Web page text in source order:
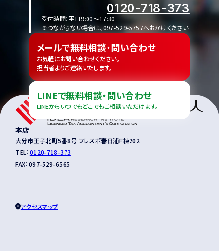
0120-718-373
受付時間：平日9:00〜17:30
※つながらない場合は、097-529-5757へおかけください
メールで無料相談・問い合わせ
お気軽にお問い合わせください。
担当者よりご連絡いたします。
LINEで無料相談・問い合わせ
LINEからいつでもどこでもご相談いただけます。
本店
大分市王子北町5番8号 フレスポ春日浦Ｆ棟202
TEL：0120-718-373
FAX：097-529-6565
アクセスマップ